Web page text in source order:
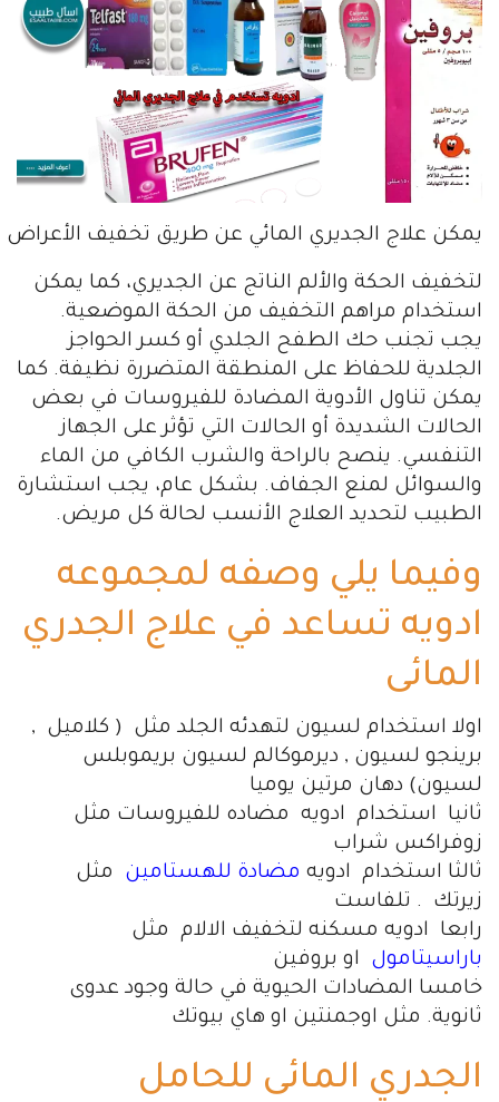
يمكن علاج الجديري المائي عن طريق تخفيف
لتخفيف الحكة والألم الناتج عن الجديري، كما يمكن
استخدام مراهم التخفيف من الحكة الموضعية.
يجب تجنب حك الطفح الجلدي أو كسر الحواجز
الجلدية للحفاظ على المنطقة المتضررة نظيفة. كما
يمكن تناول الأدوية المضادة للفيروسات في بعض
الحالات الشديدة أو الحالات التي تؤثر على الجهاز
التنفسي. ينصح بالراحة والشرب الكافي من الماء
والسوائل لمنع الجفاف. بشكل عام، يجب استشارة
الطبيب لتحديد العلاج الأنسب لحالة كل مريض.
وفيما يلي وصفه لمجموعه
ادويه تساعد في علاج الجدري
المائى
اولا استخدام لسيون لتهدئه الجلد مثل ( كلاميل ,
برينجو لسيون , ديرموكالم لسيون بريموبلس
لسيون) دهان مرتين يوميا
ثانيا استخدام ادويه مضاده للفيروسات مثل
زوفراكس شراب
ثالثا استخدام ادويه مضادة للهستامين مثل
زيرتك . تلفاست
رابعا ادويه مسكنه لتخفيف الالام مثل
باراسيتامول
او بروفين
خامسا المضادات الحيوية في حالة وجود عدوى
ثانوية. مثل اوجمنتين او هاي بيوتك
الجدري المائى للحامل